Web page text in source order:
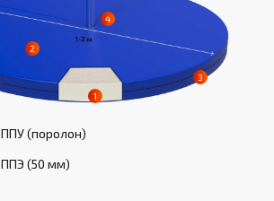
ППУ (поролон)
ППЭ (50 мм)